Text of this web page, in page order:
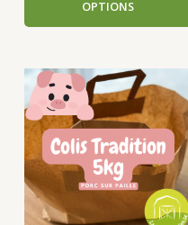
OPTIONS